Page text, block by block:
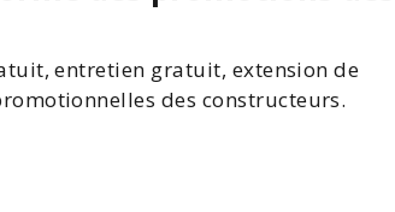
entretien gratuit, extension de
des constructeurs.